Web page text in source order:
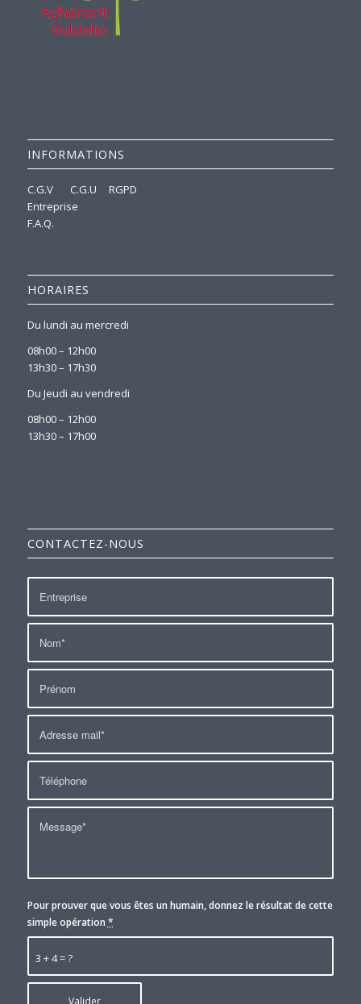
INFORMATIONS
C.G.V C.G.U
RGPD
Entreprise
F.A.Q.
HORAIRES
Du lundi au mercredi
08h00 – 12h00
13h30 – 17h30
Du Jeudi au vendredi
08h00 – 12h00
13h30 – 17h00
CONTACTEZ-NOUS
3 + 4 = ?
Pour prouver que vous êtes un humain, donnez le résultat de cette
simple opération *